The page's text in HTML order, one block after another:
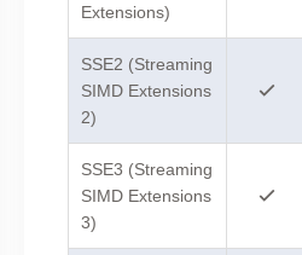
Extensions)
SSE2 (Streaming
SIMD Extensions
2)
SSE3 (Streaming
SIMD Extensions
3)